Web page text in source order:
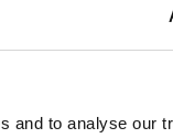
and to analyse our
Dela
c